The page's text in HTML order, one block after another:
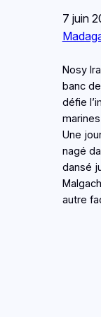
7 juin
Nosy
banc
défie
Une
nagé
dansé
autre